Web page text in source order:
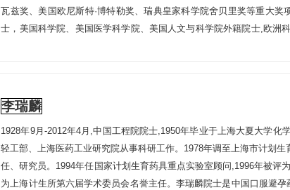
瓦兹奖、美国欧尼斯特·博特勒奖、瑞典皇家科学院舍贝里奖等重大奖
士，美国科学院、美国医学科学院、美国人文与科学院外籍院士,欧洲
李瑞麟
1928年9月-2012年4月,中国工程院院士,1950年毕业于上海大夏大学化
轻工部、上海医药工业研究院从事科研工作。1978年调至上海市计划生
任、研究员。1994年任国家计划生育药具重点实验室顾问,1996年被评
为上海计生所第六届学术委员会名誉主任。李瑞麟院士是中国口服避